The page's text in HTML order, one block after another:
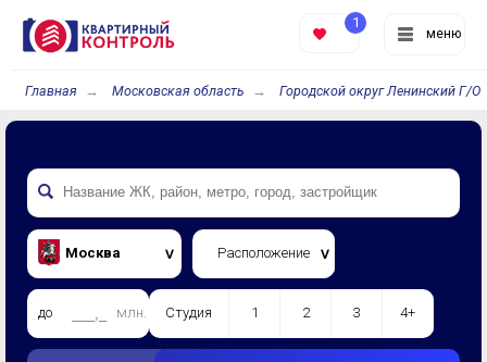
меню
1
Главная Московская область Городской округ Ленинский Г/О
Москва Расположение
до млн. Студия 1 2 3 4+